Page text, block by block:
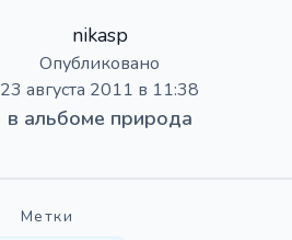
nikasp
Опубликовано
23 августа 2011 в 11:38
в альбоме природа
Метки